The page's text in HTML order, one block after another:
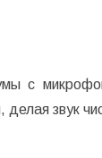
с
звук